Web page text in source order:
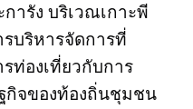
ารัง บริเวณเกาะพี
บริหารจัดการที่
ท่องเที่ยวกับการ
กิจของท้องถิ่นชุมชน